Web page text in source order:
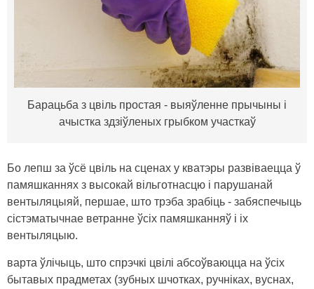
Барацьба з цвіль простая - выяўленне прычыны і
ачыстка здзіўленых грыбком участкаў
Бо лепш за ўсё цвіль на сценах у кватэры развіваецца ў
памяшканнях з высокай вільготнасцю і парушанай
вентыляцыяй, першае, што трэба зрабіць - забяспечыць
сістэматычнае ветранне ўсіх памяшканняў і іх
вентыляцыю.
варта ўлічыць, што спрэчкі цвілі абсоўваюцца на ўсіх
бытавых прадметах (зубных шчотках, ручніках, вуснах,